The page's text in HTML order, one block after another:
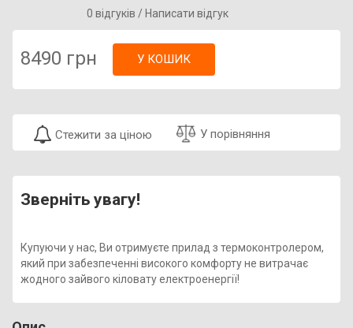
0 відгуків / Написати відгук
8490 грн У КОШИК
Стежити за ціною У порівняння
Зверніть увагу!
Купуючи у нас, Ви отримуєте прилад з термоконтролером,
який при забезпеченні високого комфорту не витрачає
жодного зайвого кіловату електроенергії!